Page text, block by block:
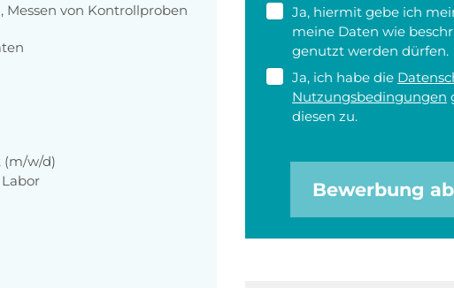
von Kontrollproben
(m/w/d)
Ja, hiermit gebe ich
meine Daten wie
genutzt werden dürfen.
Ja, ich habe die
Nutzungsbedingungen
diesen zu.
Bewerbung